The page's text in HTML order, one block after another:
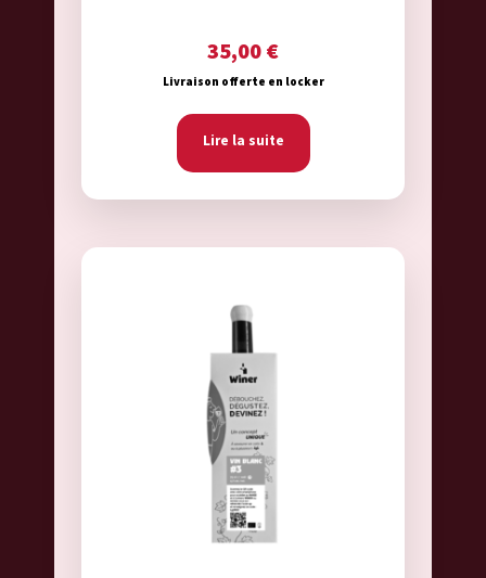
35,00 €
Livraison offerte en locker
Lire la suite